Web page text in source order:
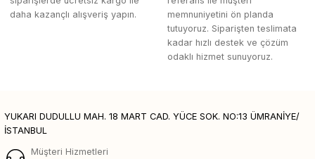
daha kazançlı alışveriş yapın.
memnuniyetini ön planda
tutuyoruz. Siparişten teslimata
kadar hızlı destek ve çözüm
odaklı hizmet sunuyoruz.
YUKARI DUDULLU MAH. 18 MART CAD. YÜCE SOK. NO:13 ÜMRANİYE/
İSTANBUL
Müşteri Hizmetleri